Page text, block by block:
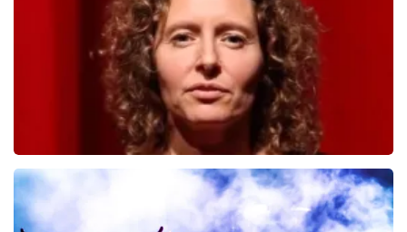
BESTEL NU
Esther van der Voort